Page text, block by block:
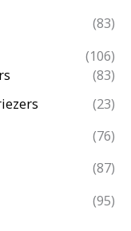
(83)
(106)
(83)
(23)
(76)
(87)
(95)